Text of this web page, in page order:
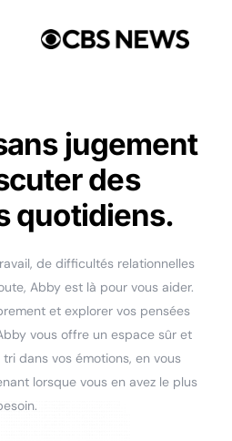
jugement
des
quotidiens.
de difficultés relationnelles
Abby est là pour vous aider.
et explorer vos pensées
vous offre un espace sûr et
dans vos émotions, en vous
lorsque vous en avez le plus